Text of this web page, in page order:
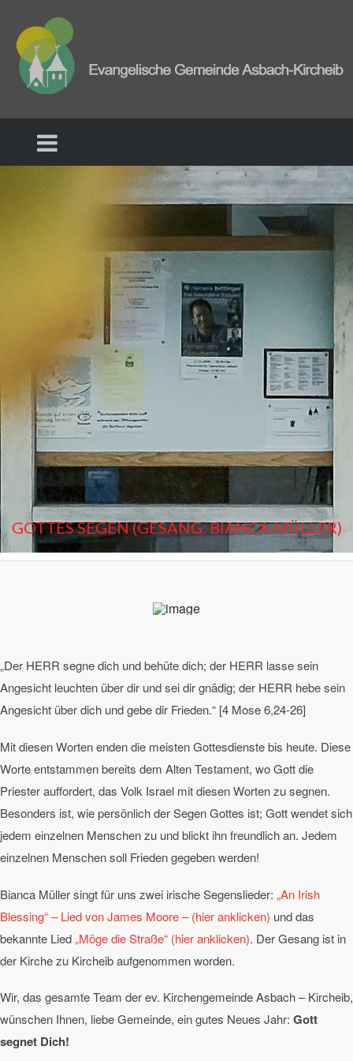
GOTTES SEGEN (GESANG: BIANCA MÜLLER)
„Der HERR segne dich und behüte dich; der HERR lasse sein
Angesicht leuchten über dir und sei dir gnädig; der HERR hebe sein
Angesicht über dich und gebe dir Frieden.“ [4 Mose 6,24-26]
Mit diesen Worten enden die meisten Gottesdienste bis heute. Diese
Worte entstammen bereits dem Alten Testament, wo Gott die
Priester auffordert, das Volk Israel mit diesen Worten zu segnen.
Besonders ist, wie persönlich der Segen Gottes ist; Gott wendet sich
jedem einzelnen Menschen zu und blickt ihn freundlich an. Jedem
einzelnen Menschen soll Frieden gegeben werden!
Bianca Müller singt für uns zwei irische Segenslieder: „An Irish
Blessing“ – Lied von James Moore – (hier anklicken) und das
bekannte Lied„Möge die Straße“ (hier anklicken). Der Gesang ist in
der Kirche zu Kircheib aufgenommen worden.
Wir, das gesamte Team der ev. Kirchengemeinde Asbach – Kircheib,
wünschen Ihnen, liebe Gemeinde, ein gutes Neues Jahr: Gott
segnet Dich!